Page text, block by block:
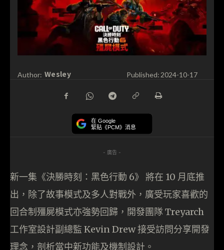
Author: Wesley Published: 2024-10-17
在 Google
緊貼《PCM》消息
- 廣告 -
新一集《決勝時刻：黑色行動 6》 將在 10 月底推
出，除了故事模式及多人對戰外，廣受玩家喜歡的
回合制殭屍模式亦強勢回歸，開發團隊 Treyarch
工作室設計副總監 Kevin Drew 接受訪問分享開發
理念，剖析當中新功能及機制設計。